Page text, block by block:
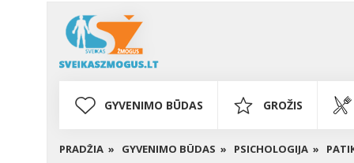
GYVENIMO BŪDAS GROŽIS
PRADŽIA » GYVENIMO BŪDAS » PSICHOLOGIJA »